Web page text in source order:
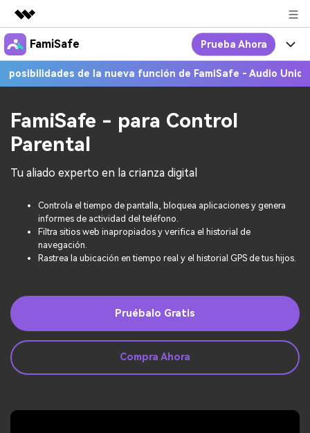
Productos destacados
Creatividad digital con AIGC
Empresas
Soluciones
Quiénes somos
Sala de prensa
Soporte
FamiSafe Prueba Ahora
Por Qué FamiSafe
FamiSafe - Tu Aliado en
Acciones Interactivas
Productos
FamiSafe
FamiSafe Edu
Geonection
Precios
Temas Relevantes
Guías Prácticas
Ver Más >
Precios
Abre La App
de la nueva función de FamiSafe - Audio
FamiSafe - para Control
Parental
Tu aliado experto en la crianza digital
Controla el tiempo de pantalla, bloquea aplicaciones y genera
informes de actividad del teléfono.
Filtra sitios web inapropiados y verifica el historial de
navegación.
Rastrea la ubicación en tiempo real y el historial GPS de tus hijos.
Pruébalo Gratis
Compra Ahora